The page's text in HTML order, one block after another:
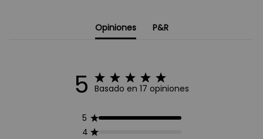
Opiniones P&R
5 Basado en 17 opiniones
5
4